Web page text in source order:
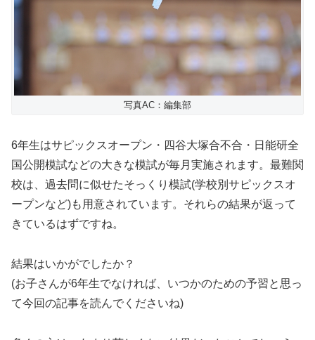
写真AC：編集部
6年生はサピックスオープン・四谷大塚合不合・日能研全
国公開模試などの大きな模試が毎月実施されます。最難関
校は、過去問に似せたそっくり模試(学校別サピックスオ
ープンなど)も用意されています。それらの結果が返って
きているはずですね。
結果はいかがでしたか？
(お子さんが6年生でなければ、いつかのための予習と思っ
て今回の記事を読んでくださいね)